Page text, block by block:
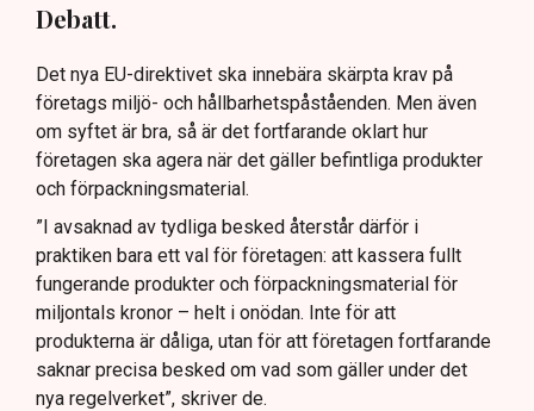
Debatt.
Det nya EU-direktivet ska innebära skärpta krav på
företags miljö- och hållbarhetspåståenden. Men även
om syftet är bra, så är det fortfarande oklart hur
företagen ska agera när det gäller befintliga produkter
och förpackningsmaterial.
”I avsaknad av tydliga besked återstår därför i
praktiken bara ett val för företagen: att kassera fullt
fungerande produkter och förpackningsmaterial för
miljontals kronor – helt i onödan. Inte för att
produkterna är dåliga, utan för att företagen fortfarande
saknar precisa besked om vad som gäller under det
nya regelverket”, skriver de.